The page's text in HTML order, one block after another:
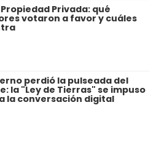
Propiedad Privada: qué
votaron a favor y cuáles
perdió la pulseada del
la "Ley de Tierras" se impuso
la conversación digital